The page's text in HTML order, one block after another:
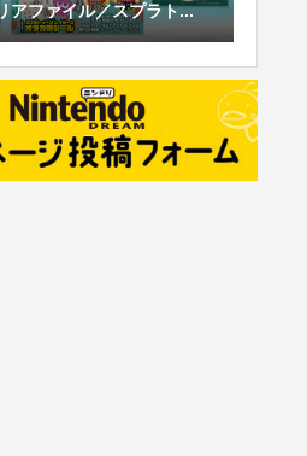
アファイル／スプラト...